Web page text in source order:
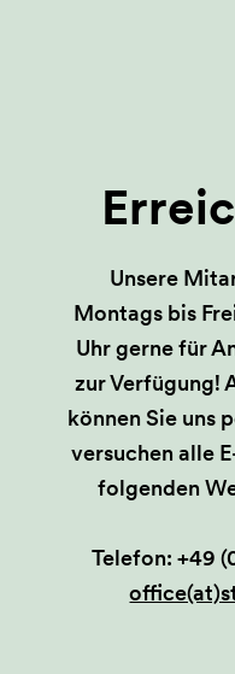
Unsere
Montags bis
Uhr gerne für
zur Verfügung!
können Sie uns
versuchen alle
folgenden
Telefon: +49